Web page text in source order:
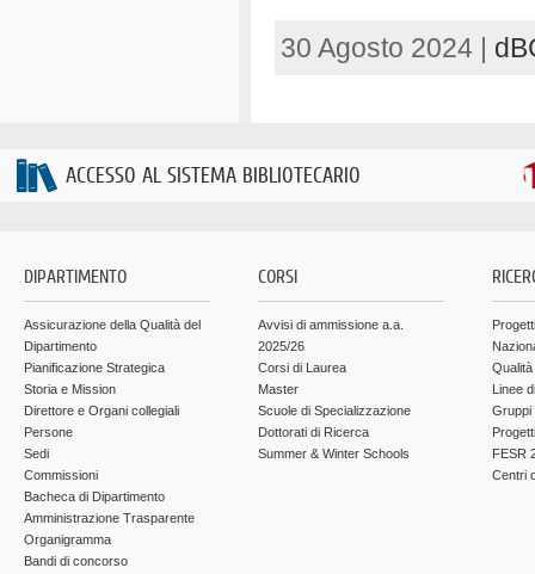
30 Agosto 2024 |
ACCESSO AL SISTEMA BIBLIOTECARIO
DIPARTIMENTO
Assicurazione della Qualità del
Dipartimento
Pianificazione Strategica
Storia e Mission
Direttore e Organi collegiali
Persone
Sedi
Commissioni
Bacheca di Dipartimento
Amministrazione Trasparente
Organigramma
Bandi di concorso
CORSI
Avvisi di ammissione a.a.
2025/26
Corsi di Laurea
Master
Scuole di Specializzazione
Dottorati di Ricerca
Summer & Winter Schools
Linee
Gruppi
FESR
Centri